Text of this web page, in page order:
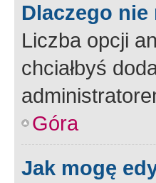
Dlaczego
Liczba opcji
chciałbyś
Góra
Jak mogę